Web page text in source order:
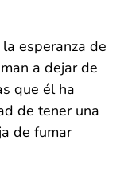
esperanza de
a dejar de
que él ha
de tener una
de fumar